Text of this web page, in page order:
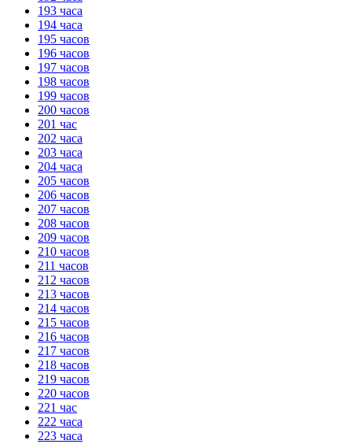
193 часа
194 часа
195 часов
196 часов
197 часов
198 часов
199 часов
200 часов
201 час
202 часа
203 часа
204 часа
205 часов
206 часов
207 часов
208 часов
209 часов
210 часов
211 часов
212 часов
213 часов
214 часов
215 часов
216 часов
217 часов
218 часов
219 часов
220 часов
221 час
222 часа
223 часа